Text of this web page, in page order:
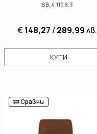
SB.4.1108.3
€ 148,27 /289,99лв.
КУПИ
Сравни